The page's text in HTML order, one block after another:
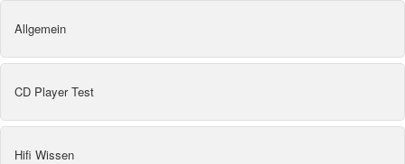
Allgemein
CD Player Test
Hifi Wissen